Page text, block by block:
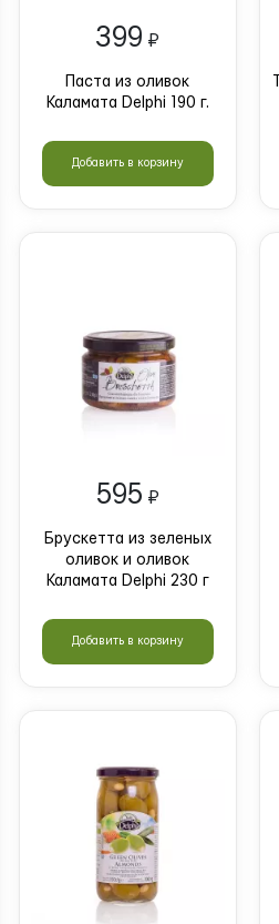
399 ₽
Паста из оливок
Каламата Delphi 190 г.
Добавить в корзину
595 ₽
Брускетта из зеленых
оливок и оливок
Каламата Delphi 230 г
Добавить в корзину